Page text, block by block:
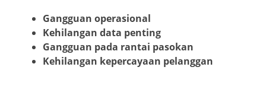
Gangguan operasional
Kehilangan data penting
Gangguan pada rantai pasokan
Kehilangan kepercayaan pelanggan